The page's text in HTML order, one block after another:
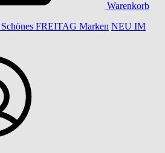
Warenkorb
Schönes FREITAG Marken NEU IM